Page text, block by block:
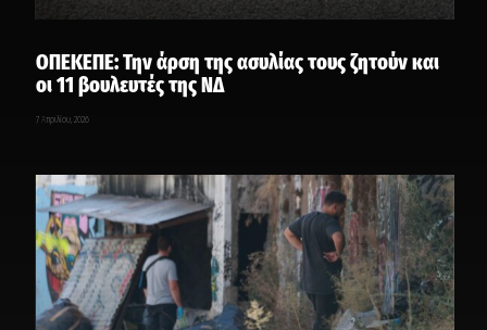
ΟΠΕΚΕΠΕ: Την άρση της ασυλίας τους ζητούν και
οι 11 βουλευτές της ΝΔ
7 Απριλίου, 2026